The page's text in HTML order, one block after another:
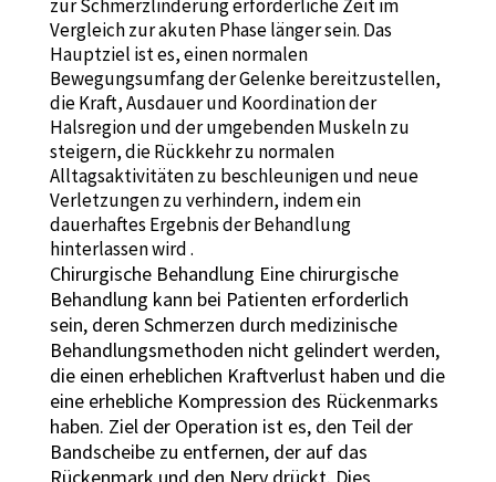
zur Schmerzlinderung erforderliche Zeit im
Vergleich zur akuten Phase länger sein. Das
Hauptziel ist es, einen normalen
Bewegungsumfang der Gelenke bereitzustellen,
die Kraft, Ausdauer und Koordination der
Halsregion und der umgebenden Muskeln zu
steigern, die Rückkehr zu normalen
Alltagsaktivitäten zu beschleunigen und neue
Verletzungen zu verhindern, indem ein
dauerhaftes Ergebnis der Behandlung
hinterlassen wird .
Chirurgische Behandlung Eine chirurgische
Behandlung kann bei Patienten erforderlich
sein, deren Schmerzen durch medizinische
Behandlungsmethoden nicht gelindert werden,
die einen erheblichen Kraftverlust haben und die
eine erhebliche Kompression des Rückenmarks
haben. Ziel der Operation ist es, den Teil der
Bandscheibe zu entfernen, der auf das